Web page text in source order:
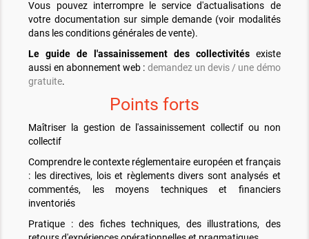
Vous pouvez interrompre le service d'actualisations de
votre documentation sur simple demande (voir modalités
dans les conditions générales de vente).
Le guide de l'assainissement des collectivitésexiste
aussi en abonnement web : demandez un devis / une démo
gratuite.
Points forts
Maîtriser la gestion de l'assainissement collectif ou non
collectif
Comprendre le contexte réglementaire européen et français
: les directives, lois et règlements divers sont analysés et
commentés, les moyens techniques et financiers
inventoriés
Pratique : des fiches techniques, des illustrations, des